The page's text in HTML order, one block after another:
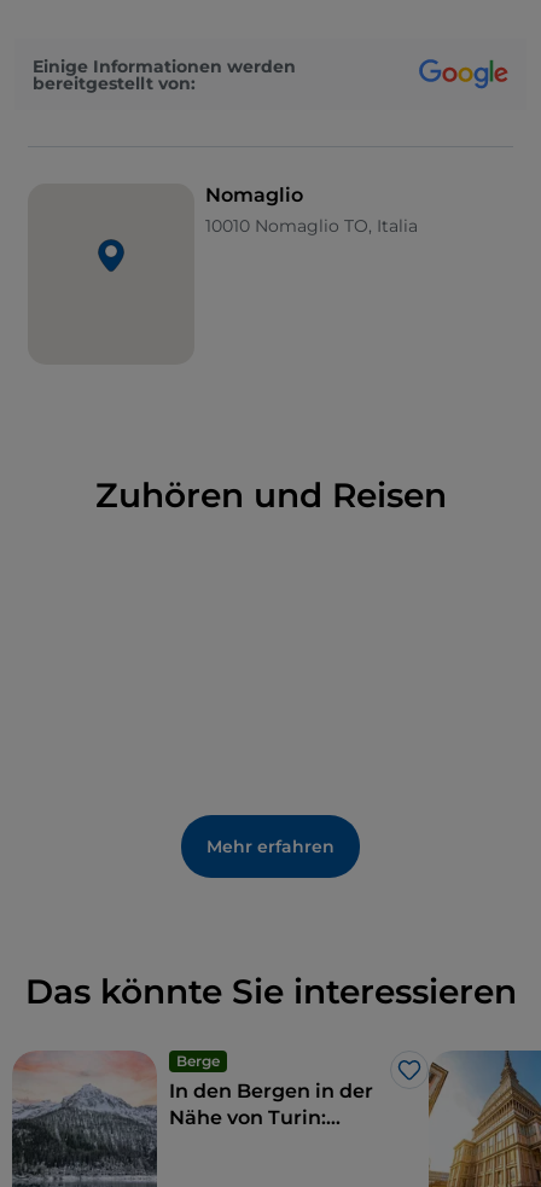
Einige Informationen werden
bereitgestellt von:
Nomaglio
10010 Nomaglio TO, Italia
Zuhören und Reisen
Mehr erfahren
Das könnte Sie interessieren
Berge
Like
In den Bergen in der
Nähe von Turin: